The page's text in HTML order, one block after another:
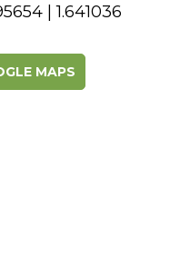
| 1.641036
MAPS